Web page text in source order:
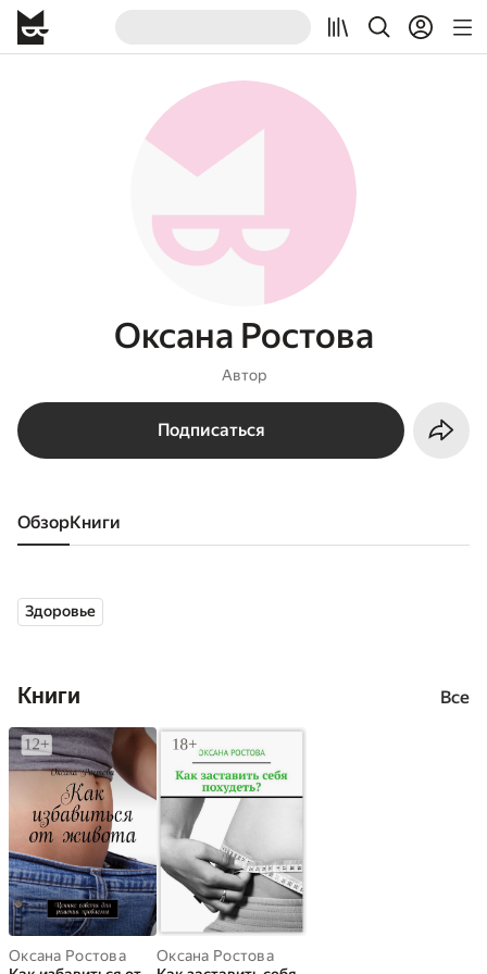
Оксана Ростова
Автор
Подписаться
Обзор книги
Здоровье
Книги Все
Оксана Ростова
Оксана Ростова